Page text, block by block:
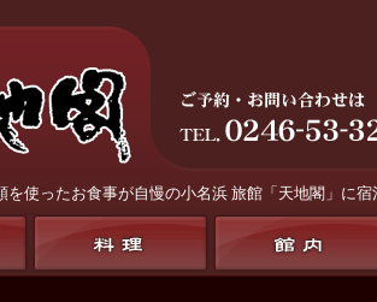
を使ったお食事が自慢の小名浜 旅館「天地閣」 に宿